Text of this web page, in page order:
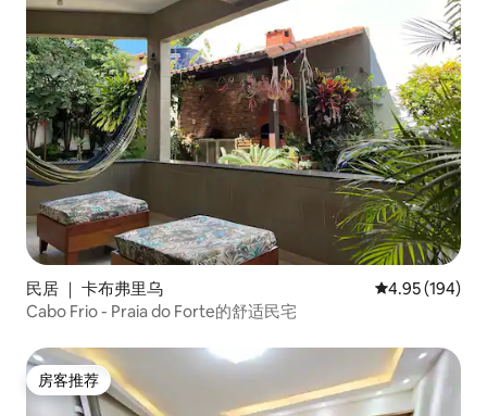
民居 ｜ 卡布弗里乌 平均评分 4.95
4.95 (194)
Cabo Frio - Praia do Forte的舒适民宅
房客推荐
房客推荐